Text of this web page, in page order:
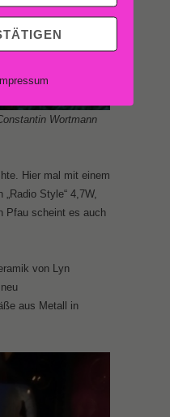
Wortmann
Hier mal mit einem
Style“ 4,7W,
Pfau scheint es auch
von Lyn
aus Metall in